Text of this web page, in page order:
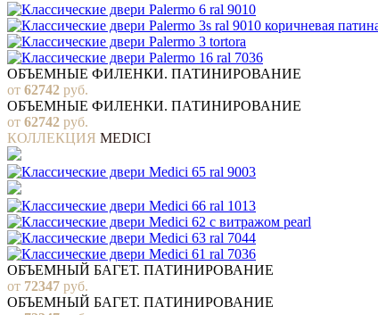
ОБЪЕМНЫЕ ФИЛЕНКИ. ПАТИНИРОВАНИЕ
от 62742 руб.
ОБЪЕМНЫЕ ФИЛЕНКИ. ПАТИНИРОВАНИЕ
от 62742 руб.
КОЛЛЕКЦИЯ MEDICI
ОБЪЕМНЫЙ БАГЕТ. ПАТИНИРОВАНИЕ
от 72347 руб.
ОБЪЕМНЫЙ БАГЕТ. ПАТИНИРОВАНИЕ